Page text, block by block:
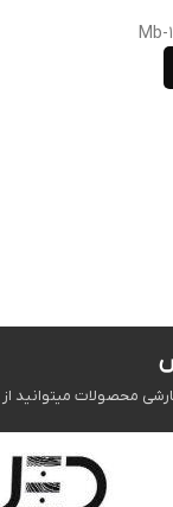
Mb-
محصولات میتوانید از